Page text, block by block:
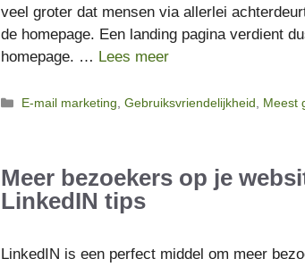
veel groter dat mensen via allerlei
de homepage. Een landing pagina verdient
homepage. … Lees meer
Categorieën
E-mail marketing,Gebruiksvriendelijkheid, Meest
Meer bezoekers op je
LinkedIN tips
LinkedIN is een perfect middel om meer